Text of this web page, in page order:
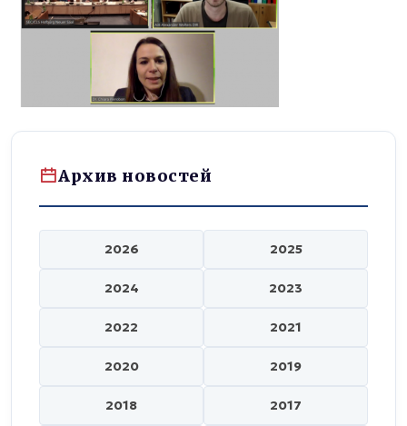
Архив новостей
2026 2025
2024 2023
2022 2021
2020 2019
2018 2017